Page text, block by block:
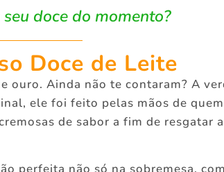
doce do momento?
Doce de Leite
Ainda não te contaram? A
ele foi feito pelas mãos de
de sabor a fim de resgatar